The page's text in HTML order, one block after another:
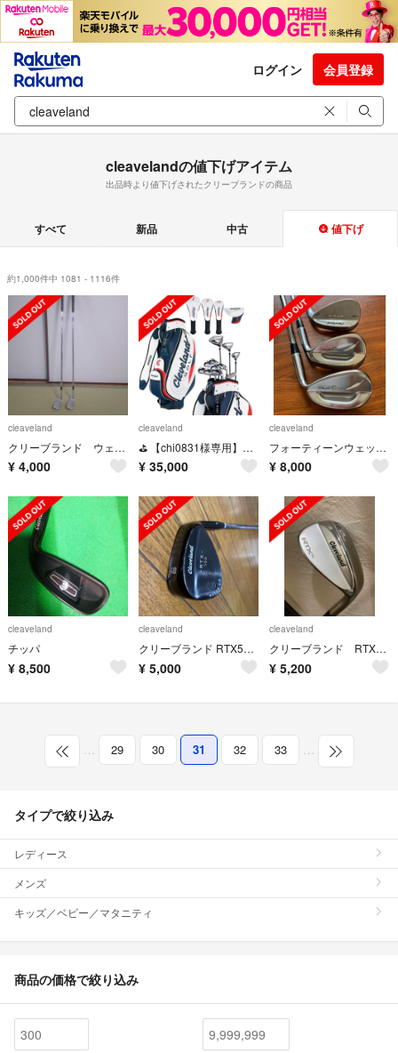
ログイン 会員登録
cleavelandの値下げアイテム
出品時より値下げされたクリーブランドの商品
すべて 新品 中古 値下げ
約1,000件中 1081 - 1116件
cleaveland
クリーブランド ウェッジ 52° 58°の2本セット
¥ 4,000
cleaveland
⛳️ 【chi0831様専用】Cleveland/クリーブランド★ゴルフクラブ
¥ 35,000
cleaveland
フォーティーンウェッジ50,56セット
¥ 8,000
cleaveland
チッパ
¥ 8,500
cleaveland
クリーブランド RTX588 48度 美品 最終値下げ
¥ 5,000
cleaveland
クリーブランド RTX4 58/3 NSプロ950
¥ 5,200
… 29 30 31 32 33 …
タイプで絞り込み
レディース
メンズ
キッズ／ベビー／マタニティ
商品の価格で絞り込み